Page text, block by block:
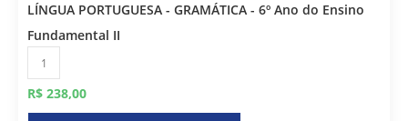
LÍNGUA PORTUGUESA - GRAMÁTICA - 6º Ano do Ensino
Fundamental II
R$ 238,00